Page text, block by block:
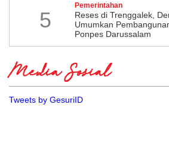
5
Pemerintahan
​Reses di Trenggalek,
Umumkan
Ponpes Darussalam
Media Sosial
Tweets by GesuriID